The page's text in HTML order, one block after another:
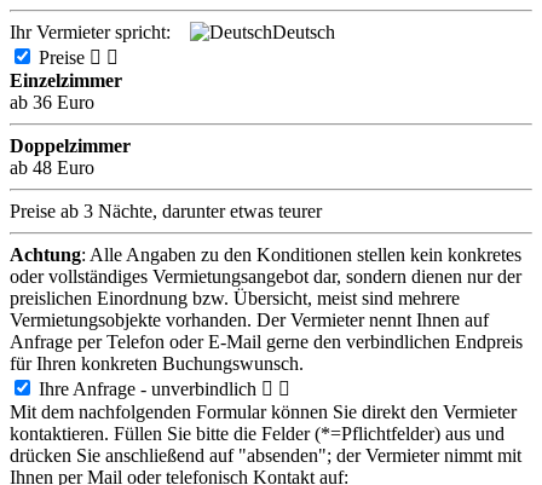
Ihr Vermieter spricht:
Deutsch
Preise  
Einzelzimmer
ab 36 Euro
Doppelzimmer
ab 48 Euro
Preise ab 3 Nächte, darunter etwas teurer
Achtung: Alle Angaben zu den Konditionen stellen kein konkretes
oder vollständiges Vermietungsangebot dar, sondern dienen nur der
preislichen Einordnung bzw. Übersicht, meist sind mehrere
Vermietungsobjekte vorhanden. Der Vermieter nennt Ihnen auf
Anfrage per Telefon oder E-Mail gerne den verbindlichen Endpreis
für Ihren konkreten Buchungswunsch.
Ihre Anfrage - unverbindlich  
Mit dem nachfolgenden Formular können Sie direkt den Vermieter
kontaktieren. Füllen Sie bitte die Felder (*=Pflichtfelder) aus und
drücken Sie anschließend auf "absenden"; der Vermieter nimmt mit
Ihnen per Mail oder telefonisch Kontakt auf: